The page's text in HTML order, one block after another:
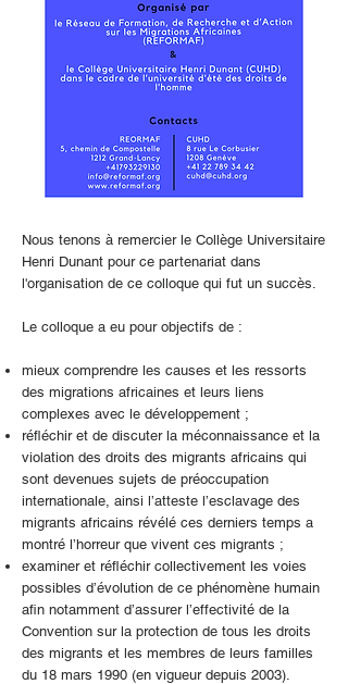
Nous tenons à remercier le Collège Universitaire
Henri Dunant pour ce partenariat dans
l'organisation de ce colloque qui fut un succès.
Le colloque a eu pour objectifs de :
mieux comprendre les causes et les ressorts
des migrations africaines et leurs liens
complexes avec le développement ;
réfléchir et de discuter la méconnaissance et la
violation des droits des migrants africains qui
sont devenues sujets de préoccupation
internationale, ainsi l’atteste l’esclavage des
migrants africains révélé ces derniers temps a
montré l’horreur que vivent ces migrants ;
examiner et réfléchir collectivement les voies
possibles d’évolution de ce phénomène humain
afin notamment d’assurer l’effectivité de la
Convention sur la protection de tous les droits
des migrants et les membres de leurs familles
du 18 mars 1990 (en vigueur depuis 2003).